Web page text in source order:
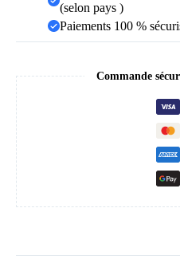
(selon pays )
Paiements 100 %
Commande